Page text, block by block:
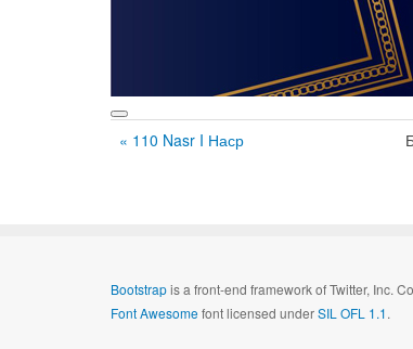
« 110 Nasr I Наср
Bootstrapis a front-end framework of Twitter, Inc.
Font Awesomefont licensed underSIL OFL 1.1.